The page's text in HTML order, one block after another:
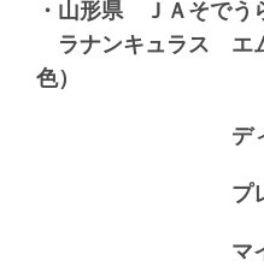
・山形県 ＪＡそでう
ラナンキュラス エ
色）
ディーニュ
プレリー
マイヤーヌ